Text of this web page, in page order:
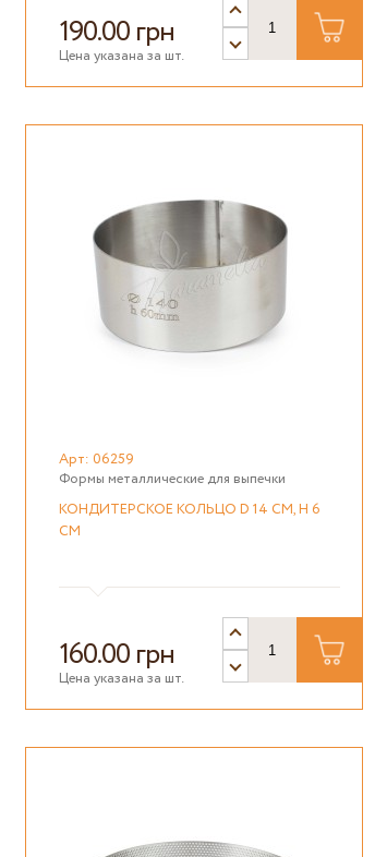
190.00 грн
Цена указана за шт.
Арт: 06259
Формы металлические для выпечки
КОНДИТЕРСКОЕ КОЛЬЦО D 14 СМ, H 6
СМ
160.00 грн
Цена указана за шт.